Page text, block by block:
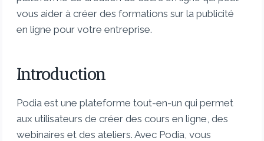
vous aider à créer des formations sur la publicité
en ligne pour votre entreprise.
Introduction
Podia est une plateforme tout-en-un qui permet
aux utilisateurs de créer des cours en ligne, des
webinaires et des ateliers. Avec Podia, vous